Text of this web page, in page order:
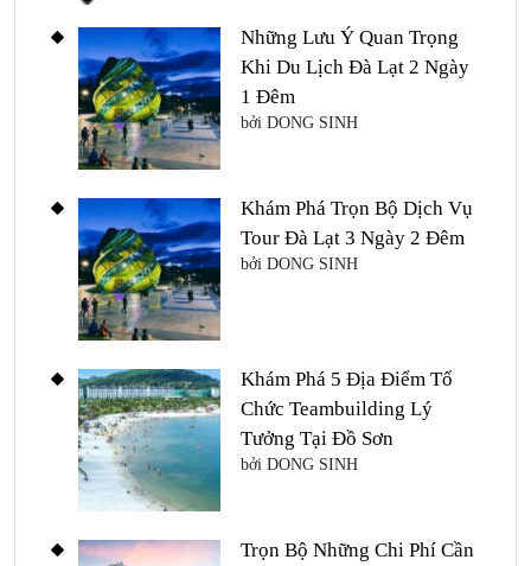
Những Lưu Ý Quan Trọng
Khi Du Lịch Đà Lạt 2 Ngày
1 Đêm
bởi DONG SINH
Khám Phá Trọn Bộ Dịch Vụ
Tour Đà Lạt 3 Ngày 2 Đêm
bởi DONG SINH
Khám Phá 5 Địa Điểm Tổ
Chức Teambuilding Lý
Tưởng Tại Đồ Sơn
bởi DONG SINH
Trọn Bộ Những Chi Phí Cần